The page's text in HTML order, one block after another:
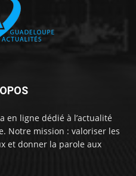
en ligne dédié à l’actualité
Notre mission : valoriser les
et donner la parole aux